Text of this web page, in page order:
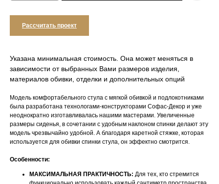
Рассчитать проект
Указана минимальная стоимость. Она может меняться в
зависимости от выбранных Вами размеров изделия,
материалов обивки, отделки и дополнительных опций
Модель комфортабельного стула с мягкой обивкой и подлокотниками
была разработана технологами-конструкторами Софас-Декор и уже
неоднократно изготавливалась нашими мастерами. Увеличенные
размеры сиденья, в сочетании с удобным наклоном спинки делают эту
модель чрезвычайно удобной. А благодаря каретной стяжке, которая
используется для обивки спинки стула, он эффектно смотрится.
Особенности:
МАКСИМАЛЬНАЯ ПРАКТИЧНОСТЬ: Для тех, кто стремится